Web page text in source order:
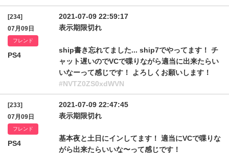
[234]
07月09日
フレンド
PS4
2021-07-09 22:59:17
表示期限切れ
ship書き忘れてました... ship7でやってます！ チ
ャット遅いのでVCで喋りながら適当に出来たらい
いなーって感じです！ よろしくお願いします！
#NVTZ0ZS0xdWVN
[233]
07月09日
フレンド
PS4
2021-07-09 22:47:45
表示期限切れ
基本夜と土日にインしてます！ 適当にVCで喋りな
がら出来たらいいな〜って感じです！